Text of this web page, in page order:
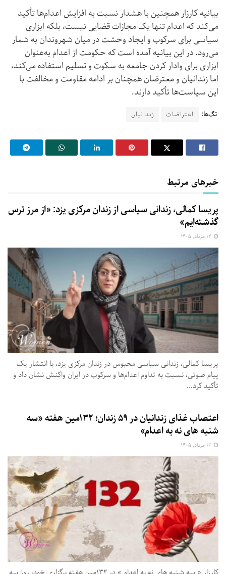
بیانیه کارزار همچنین با هشدار نسبت به افزایش اعدام‌ها تأکید
می‌کند که اعدام تنها یک مجازات قضایی نیست، بلکه ابزاری
سیاسی برای سرکوب و ایجاد وحشت در میان شهروندان به شمار
می‌رود. در این بیانیه آمده است که حکومت از اعدام به‌عنوان
ابزاری برای وادار کردن جامعه به سکوت و تسلیم استفاده می‌کند،
اما زندانیان و معترضان همچنان بر ادامه مقاومت و مخالفت با
این سیاست‌ها تأکید دارند.
تگ‌ها: اعتراضات زندانیان
خبرهای مرتبط
پریسا کمالی، زندانی سیاسی از زندان مرکزی یزد: «از مرز ترس
گذشته‌ایم»
پریسا کمالی، زندانی سیاسی محبوس در زندان مرکزی یزد، با انتشار یک
پیام صوتی، نسبت به تداوم اعدام‌ها و سرکوب در ایران واکنش نشان داد و
تأکید کرد...
اعتصاب غذای زندانیان در ۵۹ زندان؛ ۱۳۲مین هفته «سه‌
شنبه‌ های نه به اعدام»